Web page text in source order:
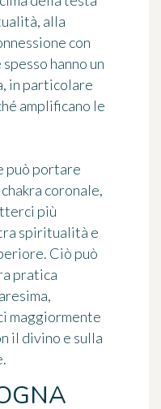
alla
con
hanno un
in particolare
amplificano le
può portare
coronale,
più
spiritualità e
Ciò può
pratica
maggiormente
il divino e sulla